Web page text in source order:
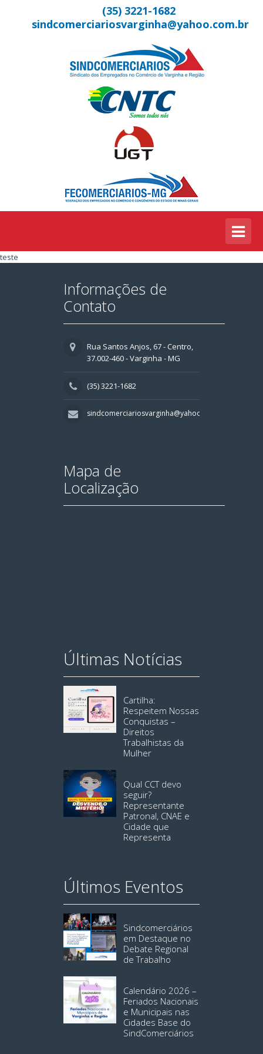
(35) 3221-1682
sindcomerciariosvarginha@yahoo.com.br
teste
Informações de
Contato
Rua Santos Anjos, 67 - Centro,
37.002-460 - Varginha - MG
(35) 3221-1682
sindcomerciariosvarginha@yahoo.com.br
Mapa de
Localização
Últimas Notícias
Cartilha:
Respeitem Nossas
Conquistas –
Direitos
Trabalhistas da
Mulher
Qual CCT devo
seguir?
Representante
Patronal, CNAE e
Cidade que
Representa
Últimos Eventos
Sindcomerciários
em Destaque no
Debate Regional
de Trabalho
Calendário 2026 –
Feriados Nacionais
e Municipais nas
Cidades Base do
SindComerciários